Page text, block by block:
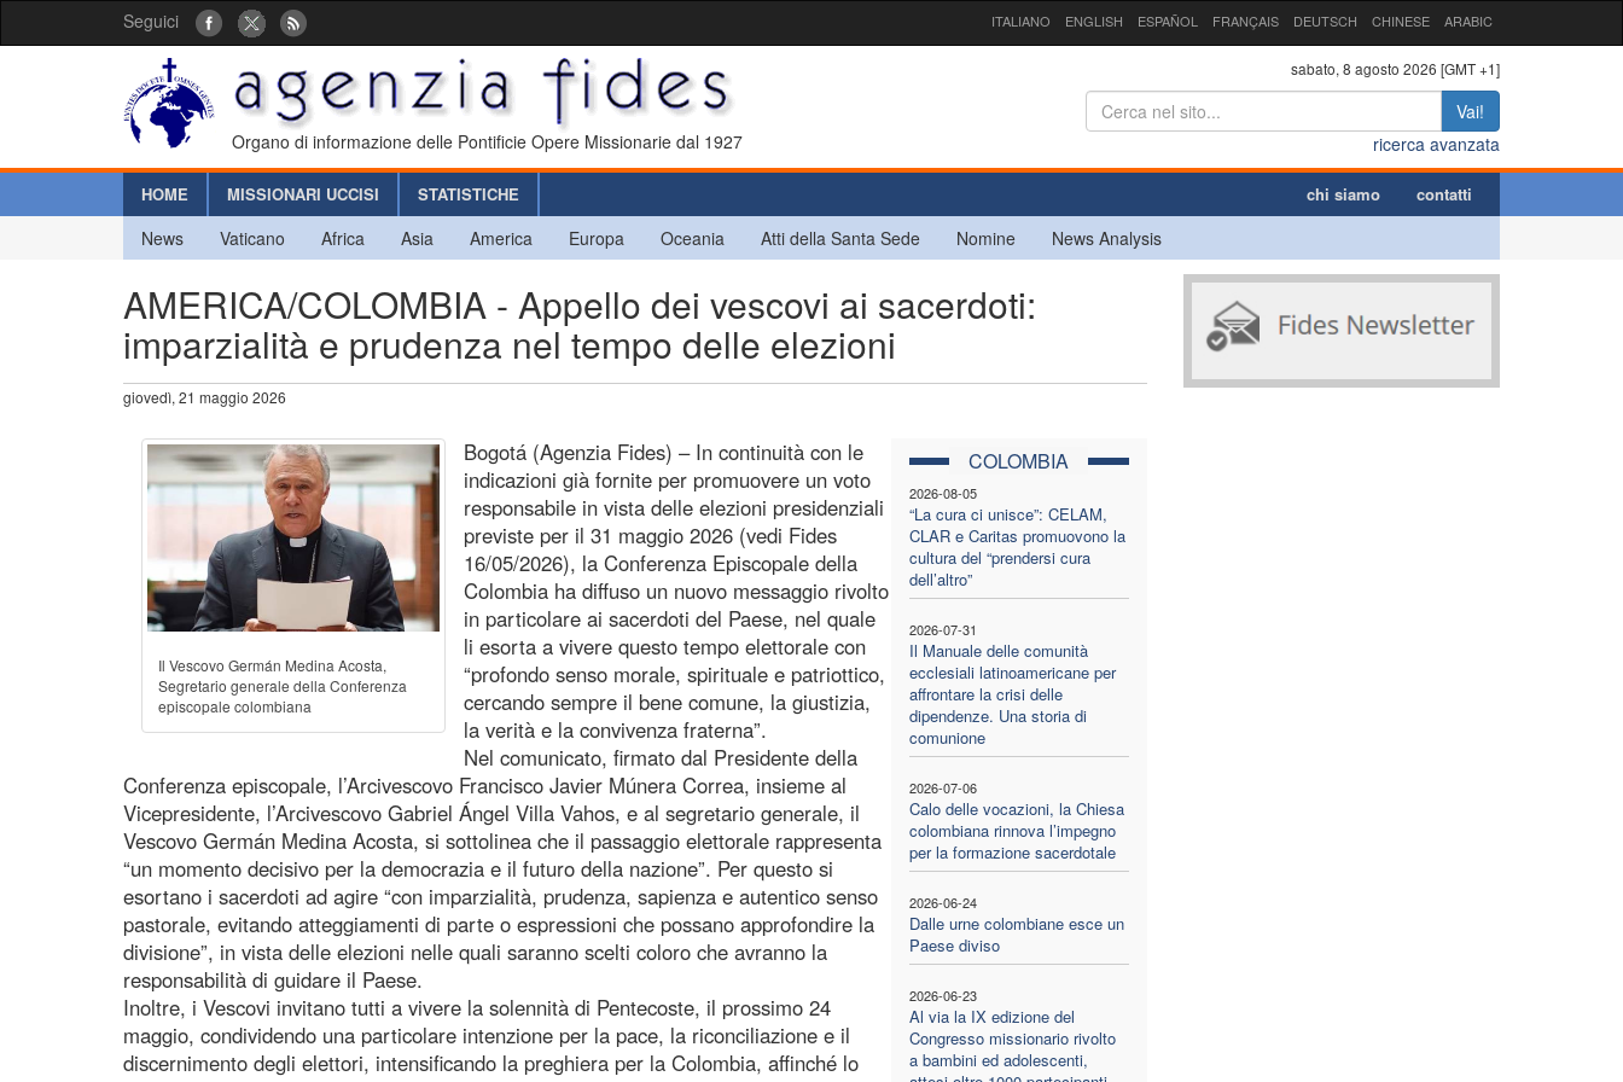
Seguici ITALIANO ENGLISH ESPAÑOL FRANÇAIS DEUTSCH CHINESE ARABIC
Organo di informazione delle Pontificie Opere Missionarie dal 1927
sabato, 8 agosto 2026 [GMT +1]
Vai!
ricerca avanzata
HOME MISSIONARI UCCISI STATISTICHE chi siamo contatti
News Vaticano Africa Asia America Europa Oceania Atti della Santa Sede Nomine News Analysis
AMERICA/COLOMBIA - Appello dei vescovi ai sacerdoti:
imparzialità e prudenza nel tempo delle elezioni
giovedì, 21 maggio 2026
Il Vescovo Germán Medina Acosta,
Segretario generale della Conferenza
episcopale colombiana
COLOMBIA
2026-08-05
“La cura ci unisce”: CELAM,
CLAR e Caritas promuovono la
cultura del “prendersi cura
dell’altro”
2026-07-31
Il Manuale delle comunità
ecclesiali latinoamericane per
affrontare la crisi delle
dipendenze. Una storia di
comunione
2026-07-06
Calo delle vocazioni, la Chiesa
colombiana rinnova l’impegno
per la formazione sacerdotale
2026-06-24
Dalle urne colombiane esce un
Paese diviso
2026-06-23
Al via la IX edizione del
Congresso missionario rivolto
a bambini ed adolescenti,
Bogotá (Agenzia Fides) – In continuità con le
indicazioni già fornite per promuovere un voto
responsabile in vista delle elezioni presidenziali
previste per il 31 maggio 2026 (vedi Fides
16/05/2026), la Conferenza Episcopale della
Colombia ha diffuso un nuovo messaggio rivolto
in particolare ai sacerdoti del Paese, nel quale
li esorta a vivere questo tempo elettorale con
“profondo senso morale, spirituale e patriottico,
cercando sempre il bene comune, la giustizia,
la verità e la convivenza fraterna”.
Nel comunicato, firmato dal Presidente della
Conferenza episcopale, l’Arcivescovo Francisco Javier Múnera Correa, insieme al
Vicepresidente, l’Arcivescovo Gabriel Ángel Villa Vahos, e al segretario generale, il
Vescovo Germán Medina Acosta, si sottolinea che il passaggio elettorale rappresenta
“un momento decisivo per la democrazia e il futuro della nazione”. Per questo si
esortano i sacerdoti ad agire “con imparzialità, prudenza, sapienza e autentico senso
pastorale, evitando atteggiamenti di parte o espressioni che possano approfondire la
divisione”, in vista delle elezioni nelle quali saranno scelti coloro che avranno la
responsabilità di guidare il Paese.
Inoltre, i Vescovi invitano tutti a vivere la solennità di Pentecoste, il prossimo 24
maggio, condividendo una particolare intenzione per la pace, la riconciliazione e il
discernimento degli elettori, intensificando la preghiera per la Colombia, affinché lo